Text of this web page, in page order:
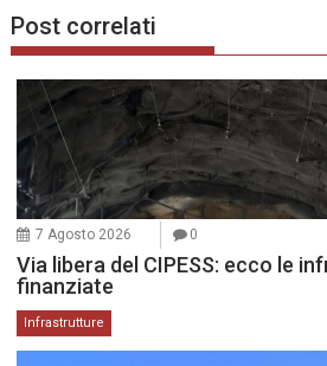
Post correlati
7 Agosto 2026 0
Via libera del CIPESS: ecco le
finanziate
Infrastrutture